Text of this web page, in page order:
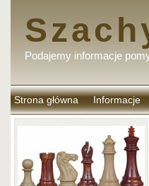
Podajemy informacje
Strona główna Informacje